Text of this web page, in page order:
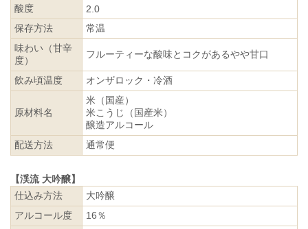
酸度
2.0
保存方法
常温
味わい（甘辛
度）
フルーティーな酸味とコクがあるやや甘口
飲み頃温度 オンザロック・冷酒
原材料名
米（国産）
米こうじ（国産米）
醸造アルコール
配送方法
通常便
【渓流 大吟醸】
仕込み方法
大吟醸
アルコール度
16％